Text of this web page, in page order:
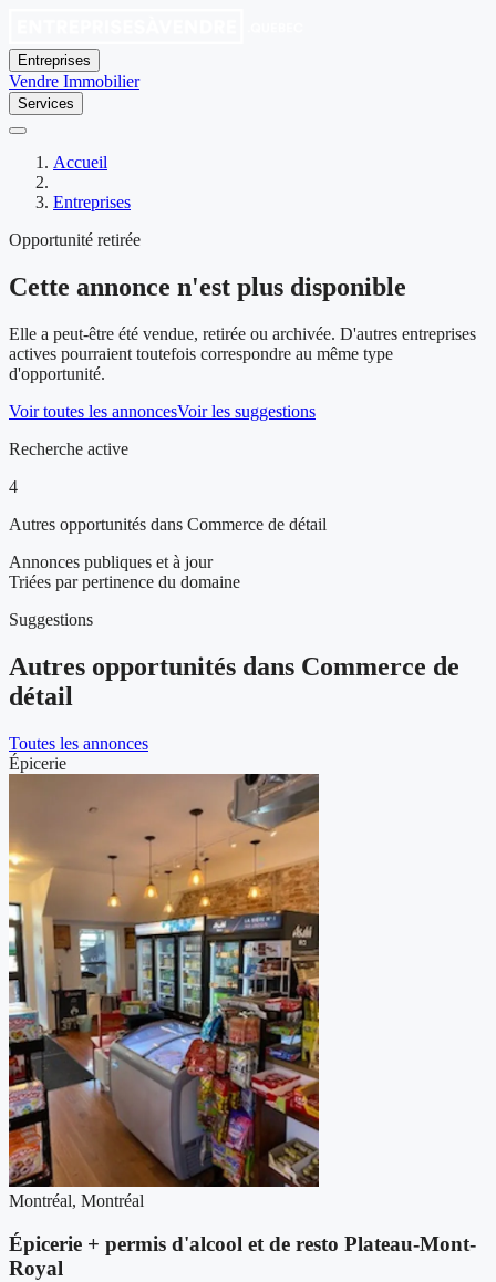
Entreprises
Vendre Immobilier
Services
Accueil
Entreprises
Opportunité retirée
Cette annonce n'est plus disponible
Elle a peut-être été vendue, retirée ou archivée. D'autres entreprises
actives pourraient toutefois correspondre au même type
d'opportunité.
Voir toutes les annoncesVoir les suggestions
Recherche active
4
Autres opportunités dans Commerce de détail
Annonces publiques et à jour
Triées par pertinence du domaine
Suggestions
Autres opportunités dans Commerce de
détail
Toutes les annonces
Épicerie
Montréal, Montréal
Épicerie + permis d'alcool et de resto Plateau-Mont-
Royal